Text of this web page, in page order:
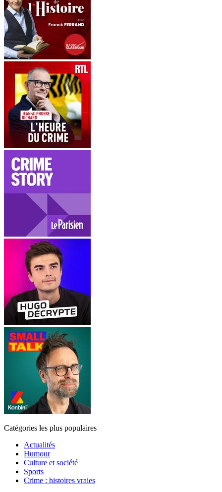
Catégories les plus populaires
Actualités
Humour
Culture et société
Sports
Crime : histoires vraies